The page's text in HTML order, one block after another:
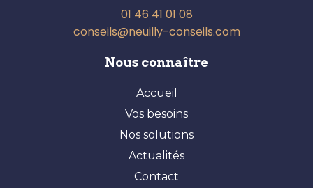
01 46 41 01 08
conseils@neuilly-conseils.com
Nous connaître
Accueil
Vos besoins
Nos solutions
Actualités
Contact